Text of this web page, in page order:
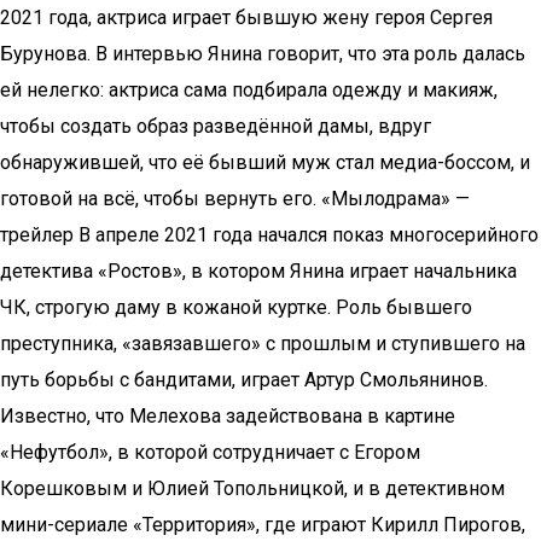
2021 года, актриса играет бывшую жену героя Сергея
Бурунова. В интервью Янина говорит, что эта роль далась
ей нелегко: актриса сама подбирала одежду и макияж,
чтобы создать образ разведённой дамы, вдруг
обнаружившей, что её бывший муж стал медиа-боссом, и
готовой на всё, чтобы вернуть его. «Мылодрама» —
трейлер В апреле 2021 года начался показ многосерийного
детектива «Ростов», в котором Янина играет начальника
ЧК, строгую даму в кожаной куртке. Роль бывшего
преступника, «завязавшего» с прошлым и ступившего на
путь борьбы с бандитами, играет Артур Смольянинов.
Известно, что Мелехова задействована в картине
«Нефутбол», в которой сотрудничает с Егором
Корешковым и Юлией Топольницкой, и в детективном
мини-сериале «Территория», где играют Кирилл Пирогов,